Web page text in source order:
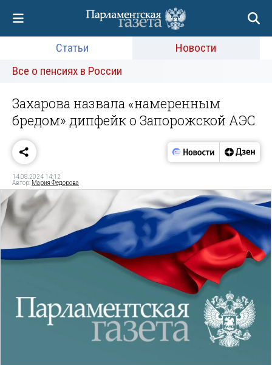
Статьи
Новости
Все о пенсиях в России
Захарова назвала «намеренным
бредом» дипфейк о Запорожской АЭС
14.08.2024 14:12
Автор: Мария Федорова